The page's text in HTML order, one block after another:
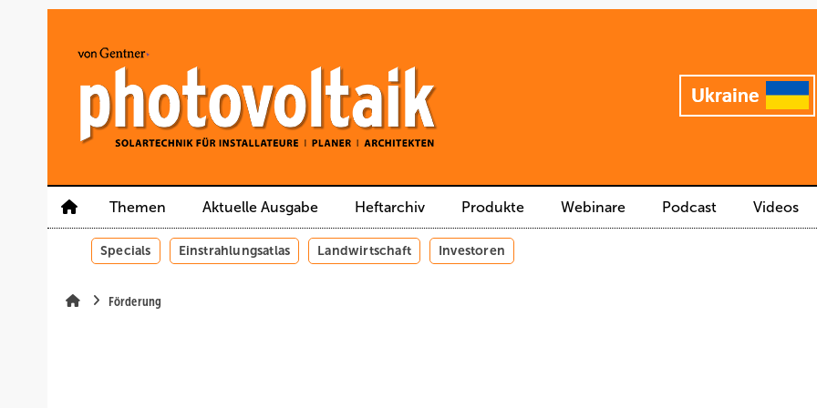
Themen Aktuelle Ausgabe Heftarchiv Produkte Webinare Podcast Videos
Specials Einstrahlungsatlas Landwirtschaft Investoren
Förderung